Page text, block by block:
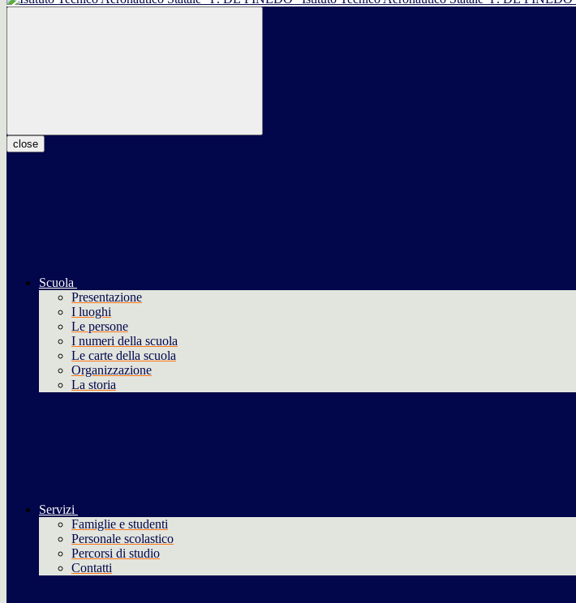
close
Scuola
Presentazione
I luoghi
Le persone
I numeri della scuola
Le carte della scuola
Organizzazione
La storia
Servizi
Famiglie e studenti
Personale scolastico
Percorsi di studio
Contatti